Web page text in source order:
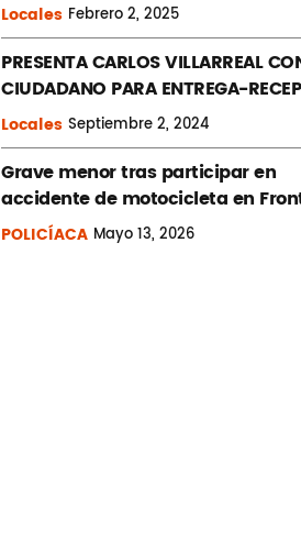
Locales Febrero2, 2025
PRESENTA CARLOS VILLARREAL
CIUDADANO PARA ENTREGA-
Locales Septiembre2, 2024
Grave menor tras participar en
accidente de motocicleta en
POLICÍACA Mayo13, 2026